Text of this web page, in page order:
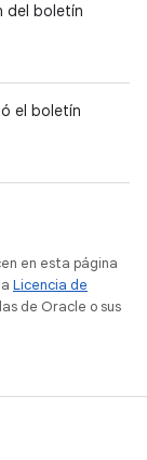
del boletín
el boletín
en esta página
Licencia de
de Oracle o sus